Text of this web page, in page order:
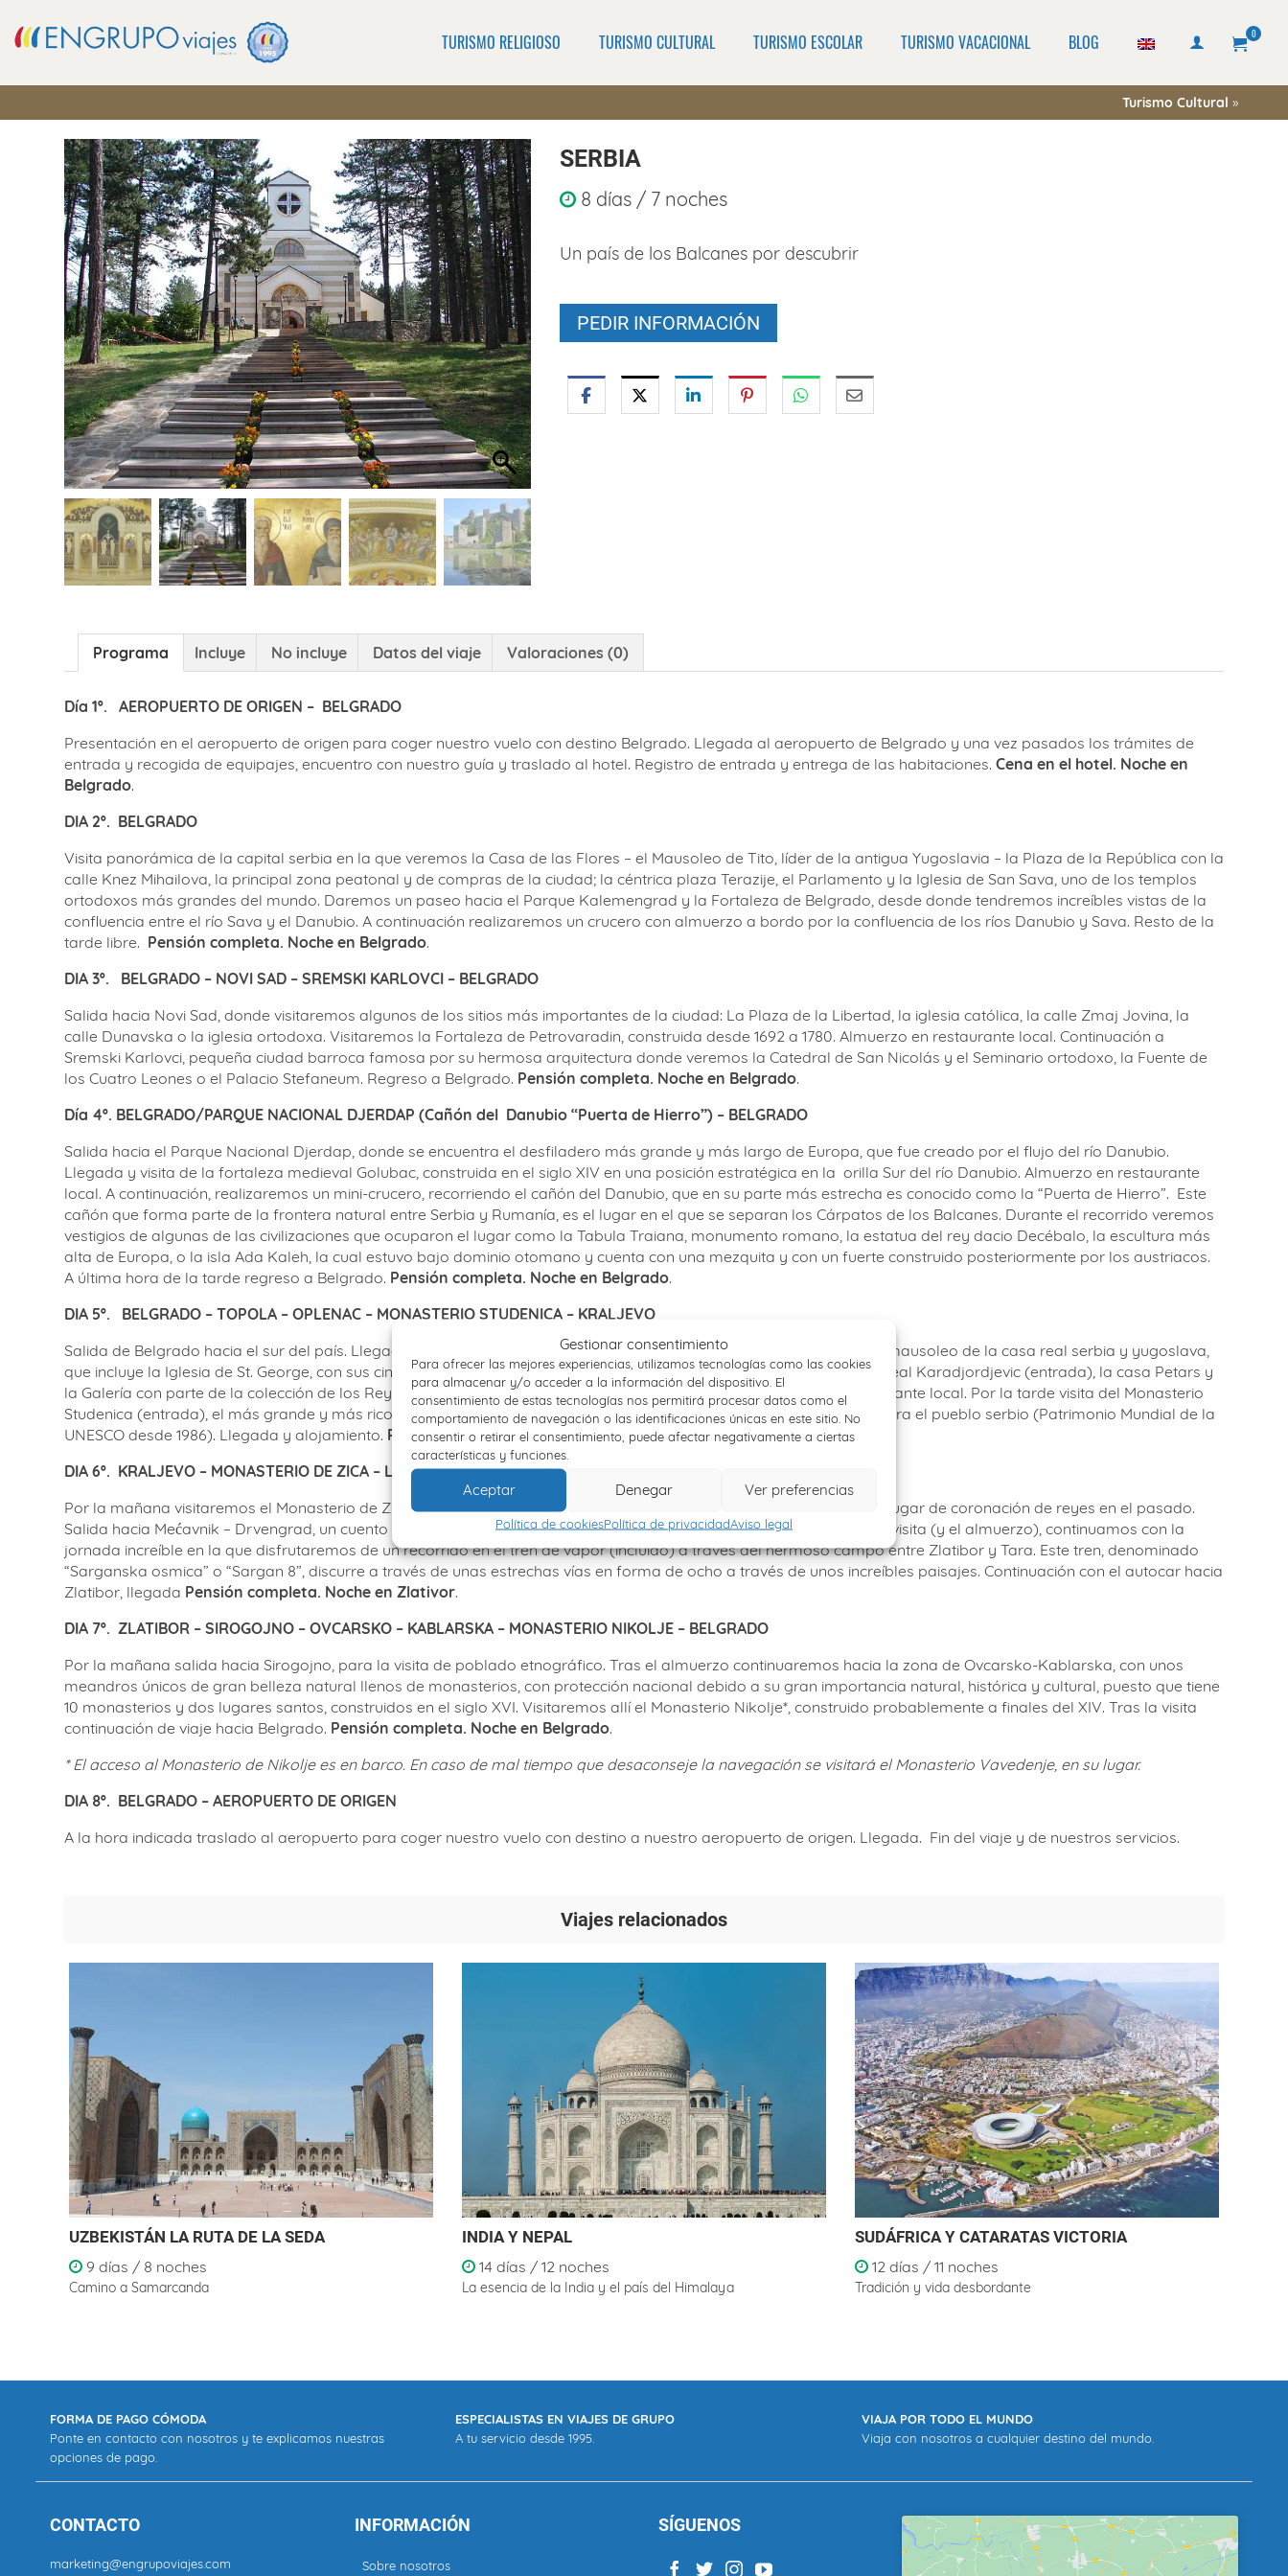
Gestionar consentimiento
Para ofrecer las mejores experiencias, utilizamos tecnologías como las cookies
para almacenar y/o acceder a la información del dispositivo. El
consentimiento de estas tecnologías nos permitirá procesar datos como el
comportamiento de navegación o las identificaciones únicas en este sitio. No
consentir o retirar el consentimiento, puede afectar negativamente a ciertas
características y funciones.
Aceptar Denegar Ver preferencias
Política de cookiesPolítica de privacidadAviso legal
TURISMO RELIGIOSO TURISMO CULTURAL TURISMO ESCOLAR TURISMO VACACIONAL BLOG 0
Turismo Cultural »
SERBIA
8 días / 7 noches
Un país de los Balcanes por descubrir
PEDIR INFORMACIÓN
Programa Incluye No incluye Datos del viaje Valoraciones (0)
Día 1º. AEROPUERTO DE ORIGEN – BELGRADO
Presentación en el aeropuerto de origen para coger nuestro vuelo con destino Belgrado. Llegada al aeropuerto de Belgrado y una vez pasados los trámites de
entrada y recogida de equipajes, encuentro con nuestro guía y traslado al hotel. Registro de entrada y entrega de las habitaciones. Cena en el hotel. Noche en
Belgrado.
DIA 2º. BELGRADO
Visita panorámica de la capital serbia en la que veremos la Casa de las Flores – el Mausoleo de Tito, líder de la antigua Yugoslavia – la Plaza de la República con la
calle Knez Mihailova, la principal zona peatonal y de compras de la ciudad; la céntrica plaza Terazije, el Parlamento y la Iglesia de San Sava, uno de los templos
ortodoxos más grandes del mundo. Daremos un paseo hacia el Parque Kalemengrad y la Fortaleza de Belgrado, desde donde tendremos increíbles vistas de la
confluencia entre el río Sava y el Danubio. A continuación realizaremos un crucero con almuerzo a bordo por la confluencia de los ríos Danubio y Sava. Resto de la
tarde libre. Pensión completa. Noche en Belgrado.
DIA 3º.
BELGRADO – NOVI SAD – SREMSKI KARLOVCI – BELGRADO
Salida hacia Novi Sad, donde visitaremos algunos de los sitios más importantes de la ciudad: La Plaza de la Libertad, la iglesia católica, la calle Zmaj Jovina, la
calle Dunavska o la iglesia ortodoxa. Visitaremos la Fortaleza de Petrovaradin, construida desde 1692 a 1780. Almuerzo en restaurante local. Continuación a
Sremski Karlovci, pequeña ciudad barroca famosa por su hermosa arquitectura donde veremos la Catedral de San Nicolás y el Seminario ortodoxo, la Fuente de
los Cuatro Leones o el Palacio Stefaneum. Regreso a Belgrado. Pensión completa. Noche en Belgrado.
Día 4º. BELGRADO/PARQUE NACIONAL DJERDAP (Cañón del Danubio “Puerta de Hierro”) – BELGRADO
Salida hacia el Parque Nacional Djerdap, donde se encuentra el desfiladero más grande y más largo de Europa, que fue creado por el flujo del río Danubio.
Llegada y visita de la fortaleza medieval Golubac, construida en el siglo XIV en una posición estratégica en la orilla Sur del río Danubio. Almuerzo en restaurante
local. A continuación, realizaremos un mini-crucero, recorriendo el cañón del Danubio, que en su parte más estrecha es conocido como la “Puerta de Hierro”. Este
cañón que forma parte de la frontera natural entre Serbia y Rumanía, es el lugar en el que se separan los Cárpatos de los Balcanes. Durante el recorrido veremos
vestigios de algunas de las civilizaciones que ocuparon el lugar como la Tabula Traiana, monumento romano, la estatua del rey dacio Decébalo, la escultura más
alta de Europa, o la isla Ada Kaleh, la cual estuvo bajo dominio otomano y cuenta con una mezquita y con un fuerte construido posteriormente por los austriacos.
A última hora de la tarde regreso a Belgrado. Pensión completa. Noche en Belgrado.
DIA 5º.
BELGRADO – TOPOLA – OPLENAC – MONASTERIO STUDENICA – KRALJEVO
Salida de Belgrado hacia el sur del país. Llegada a Topola-Oplenac, donde visitaremos el Memorial del Rey Pedro I, mausoleo de la casa real serbia y yugoslava,
que incluye la Iglesia de St. George, con sus cinco cúpulas y sus impresionantes mosaicos; el Mausoleo de la familia real Karadjordjevic (entrada), la casa Petars y
la Galería con parte de la colección de los Reyes Pedro y Alejandro. Continuación hacia Kraljevo. Almuerzo en restaurante local. Por la tarde visita del Monasterio
Studenica (entrada), el más grande y más rico de los monasterios ortodoxos de Serbia, centro espiritual y artístico para el pueblo serbio (Patrimonio Mundial de la
UNESCO desde 1986). Llegada y alojamiento. Pensión completa. Noche en Kraljevo.
DIA 6º. KRALJEVO – MONASTERIO DE ZICA – LA VILLA DE MECAVNIK – EL TREN SARGAN 8 –
Por la mañana visitaremos el Monasterio de Zica, una de las mejores muestras de la arquitectura medieval serbia y lugar de coronación de reyes en el pasado.
Salida hacia Mećavnik – Drvengrad, un cuento de hadas en Mokra Gora. Visitaremos su poblado etnográfico. Tras la visita (y el almuerzo), continuamos con la
jornada increíble en la que disfrutaremos de un recorrido en el tren de vapor (incluido) a través del hermoso campo entre Zlatibor y Tara. Este tren, denominado
“Sarganska osmica” o “Sargan 8”, discurre a través de unas estrechas vías en forma de ocho a través de unos increíbles paisajes. Continuación con el autocar hacia
Zlatibor, llegada Pensión completa. Noche en Zlativor.
DIA 7º. ZLATIBOR – SIROGOJNO – OVCARSKO – KABLARSKA – MONASTERIO NIKOLJE – BELGRADO
Por la mañana salida hacia Sirogojno, para la visita de poblado etnográfico. Tras el almuerzo continuaremos hacia la zona de Ovcarsko-Kablarska, con unos
meandros únicos de gran belleza natural llenos de monasterios, con protección nacional debido a su gran importancia natural, histórica y cultural, puesto que tiene
10 monasterios y dos lugares santos, construidos en el siglo XVI. Visitaremos allí el Monasterio Nikolje*, construido probablemente a finales del XIV. Tras la visita
continuación de viaje hacia Belgrado. Pensión completa. Noche en Belgrado.
* El acceso al Monasterio de Nikolje es en barco. En caso de mal tiempo que desaconseje la navegación se visitará el Monasterio Vavedenje, en su lugar.
DIA 8º. BELGRADO – AEROPUERTO DE ORIGEN
A la hora indicada traslado al aeropuerto para coger nuestro vuelo con destino a nuestro aeropuerto de origen. Llegada. Fin del viaje y de nuestros servicios.
Viajes relacionados
UZBEKISTÁN LA RUTA DE LA SEDA
9 días / 8 noches
Camino a Samarcanda
INDIA Y NEPAL
14 días / 12 noches
La esencia de la India y el país del Himalaya
SUDÁFRICA Y CATARATAS VICTORIA
12 días / 11 noches
Tradición y vida desbordante
FORMA DE PAGO CÓMODA
Ponte en contacto con nosotros y te explicamos nuestras
opciones de pago.
ESPECIALISTAS EN VIAJES DE GRUPO
A tu servicio desde 1995.
VIAJA POR TODO EL MUNDO
Viaja con nosotros a cualquier destino del mundo.
CONTACTO
marketing@engrupoviajes.com
INFORMACIÓN
Sobre nosotros
SÍGUENOS